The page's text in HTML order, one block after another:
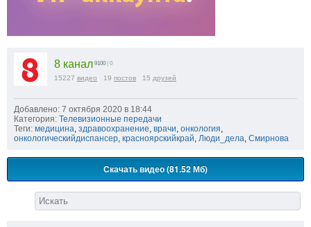
8 канал 9100 | 0
15227 видео 19 постов 15 друзей
Добавлено: 7 октября 2020 в 18:44
Категория: Телевизионные передачи
Теги: медицина, здравоохранение, врачи, онкология,
онкологическийдиспансер, красноярскийкрай, Люди_дела, Смирнова
Скачать видео (81.52 Мб)